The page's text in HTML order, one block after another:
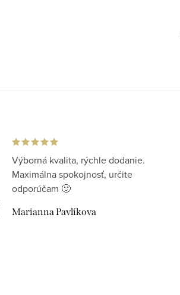
Výborná kvalita, rýchle dodanie.
Maximálna spokojnosť, určite
odporúčam 🙂
Marianna Pavlíkova